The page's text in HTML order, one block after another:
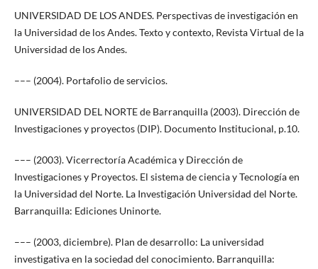
UNIVERSIDAD DE LOS ANDES. Perspectivas de investigación en
la Universidad de los Andes. Texto y contexto, Revista Virtual de la
Universidad de los Andes.
––– (2004). Portafolio de servicios.
UNIVERSIDAD DEL NORTE de Barranquilla (2003). Dirección de
Investigaciones y proyectos (DIP). Documento Institucional, p.10.
––– (2003). Vicerrectoría Académica y Dirección de
Investigaciones y Proyectos. El sistema de ciencia y Tecnología en
la Universidad del Norte. La Investigación Universidad del Norte.
Barranquilla: Ediciones Uninorte.
––– (2003, diciembre). Plan de desarrollo: La universidad
investigativa en la sociedad del conocimiento. Barranquilla: